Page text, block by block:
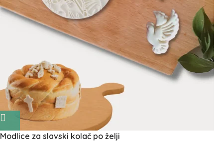
Modlice za slavski kolač po želji